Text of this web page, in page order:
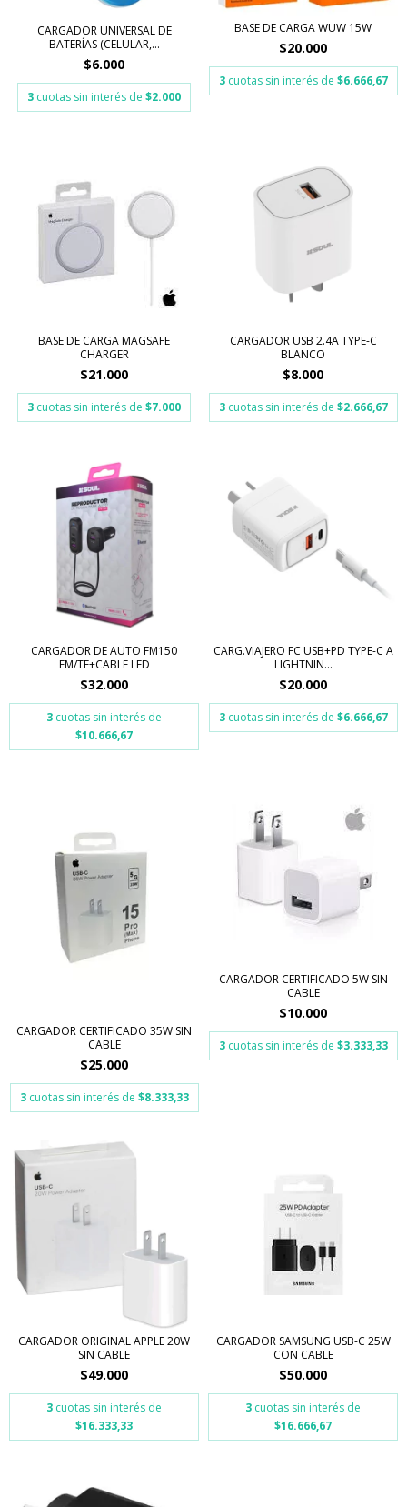
CARGADOR UNIVERSAL DE
BATERÍAS (CELULAR,...
$6.000
3 cuotas sin interés de $2.000
BASE DE CARGA WUW 15W
$20.000
3 cuotas sin interés de $6.666,67
BASE DE CARGA MAGSAFE
CHARGER
$21.000
3 cuotas sin interés de $7.000
CARGADOR USB 2.4A TYPE-C
BLANCO
$8.000
3 cuotas sin interés de $2.666,67
CARGADOR DE AUTO FM150
FM/TF+CABLE LED
$32.000
3 cuotas sin interés de
$10.666,67
CARG.VIAJERO FC USB+PD TYPE-C A
LIGHTNIN...
$20.000
3 cuotas sin interés de $6.666,67
CARGADOR CERTIFICADO 35W SIN
CABLE
$25.000
3 cuotas sin interés de $8.333,33
CARGADOR CERTIFICADO 5W SIN
CABLE
$10.000
3 cuotas sin interés de $3.333,33
CARGADOR ORIGINAL APPLE 20W
SIN CABLE
$49.000
3 cuotas sin interés de
$16.333,33
CARGADOR SAMSUNG USB-C 25W
CON CABLE
$50.000
3 cuotas sin interés de
$16.666,67